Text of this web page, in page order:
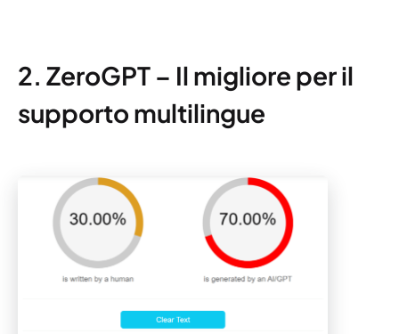
2. ZeroGPT – Il migliore per il
supporto multilingue